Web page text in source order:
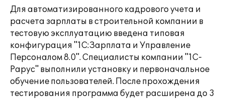
Для автоматизированного кадрового учета и
расчета зарплаты в строительной компании в
тестовую эксплуатацию введена типовая
конфигурация "1С:Зарплата и Управление
Персоналом 8.0". Специалисты компании "1С-
Рарус" выполнили установку и первоначальное
обучение пользователей. После прохождения
тестирования программа будет расширена до 3